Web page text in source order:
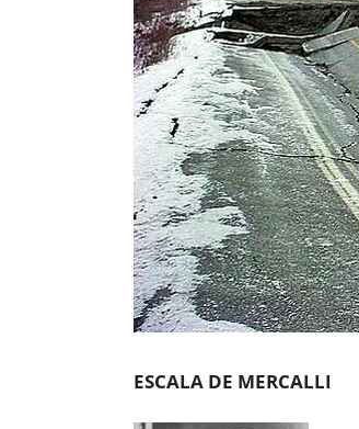
ESCALA DE MERCALLI